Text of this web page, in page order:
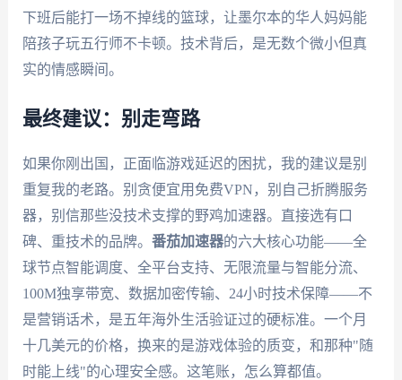
下班后能打一场不掉线的篮球，让墨尔本的华人妈妈能
陪孩子玩五行师不卡顿。技术背后，是无数个微小但真
实的情感瞬间。
最终建议：别走弯路
如果你刚出国，正面临游戏延迟的困扰，我的建议是别
重复我的老路。别贪便宜用免费VPN，别自己折腾服务
器，别信那些没技术支撑的野鸡加速器。直接选有口
碑、重技术的品牌。 番茄加速器的六大核心功能——全
球节点智能调度、全平台支持、无限流量与智能分流、
100M独享带宽、数据加密传输、24小时技术保障——不
是营销话术，是五年海外生活验证过的硬标准。一个月
十几美元的价格，换来的是游戏体验的质变，和那种"随
时能上线"的心理安全感。这笔账，怎么算都值。